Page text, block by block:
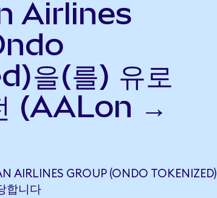
Airlines
을(를) 유로
(AALon →
AIRLINES GROUP (ONDO TOKENIZED)
합니다